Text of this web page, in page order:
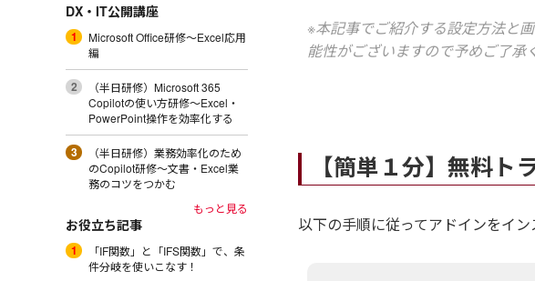
※本記事でご紹介する設定方法と
能性がございますので予めご了承
【簡単１分】無料ト
以下の手順に従ってアドインをイ
DX・IT公開講座
Microsoft Office研修～Excel応用
編
（半日研修）Microsoft 365
Copilotの使い方研修～Excel・
PowerPoint操作を効率化する
（半日研修）業務効率化のため
のCopilot研修～文書・Excel業
務のコツをつかむ
もっと見る
お役立ち記事
「IF関数」と「IFS関数」で、条
件分岐を使いこなす！